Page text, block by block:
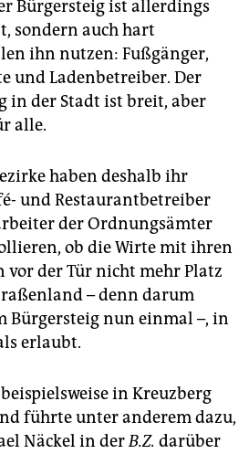
Bürgersteig ist allerdings
sondern auch hart
ihn nutzen: Fußgänger,
und Ladenbetreiber. Der
in der Stadt ist breit, aber
alle.
haben deshalb ihr
und Restaurantbetreiber
der Ordnungsämter
ob die Wirte mit ihren
vor der Tür nicht mehr Platz
– denn darum
Bürgersteig nun einmal –, in
erlaubt.
in Kreuzberg
führte unter anderem dazu,
Näckel in derB.Z. darüber